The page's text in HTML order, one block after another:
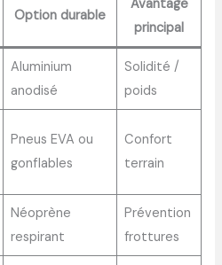
Option durable
Avantage
principal
Aluminium
anodisé
Solidité /
poids
Pneus EVA ou
gonflables
Confort
terrain
Néoprène
respirant
Prévention
frottures